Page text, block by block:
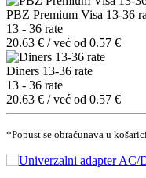
PBZ Premium Visa 13-36
13 - 36 rate
20.63 € / već od 0.57 €
Diners 13-36 rate
13 - 36 rate
20.63 € / već od 0.57 €
*Popust se obraćunava u